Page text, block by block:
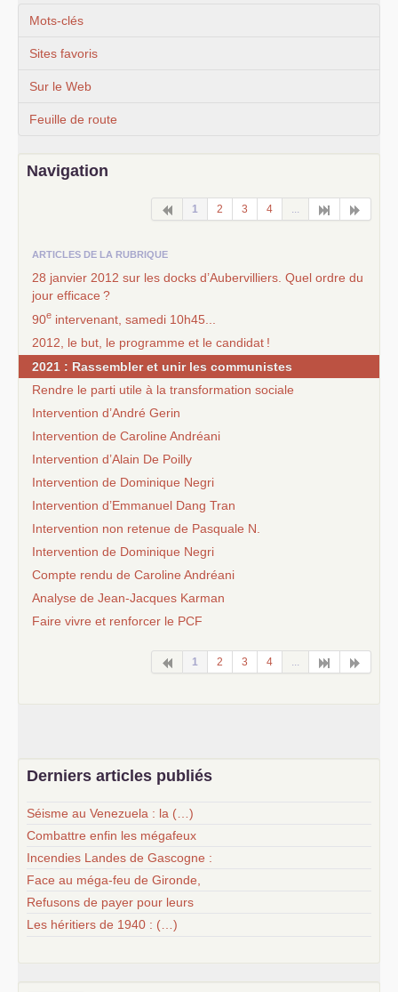
Mots-clés
Sites favoris
Sur le Web
Feuille de route
Navigation
1 2 3 4
ARTICLES DE LA RUBRIQUE
28 janvier 2012 sur les docks d’Aubervilliers. Quel ordre du
jour efficace ?
90e intervenant, samedi 10h45...
2012, le but, le programme et le candidat !
2021 : Rassembler et unir les communistes
Rendre le parti utile à la transformation sociale
Intervention d’André Gerin
Intervention de Caroline Andréani
Intervention d’Alain De Poilly
Intervention de Dominique Negri
Intervention d’Emmanuel Dang Tran
Intervention non retenue de Pasquale N.
Intervention de Dominique Negri
Compte rendu de Caroline Andréani
Analyse de Jean-Jacques Karman
Faire vivre et renforcer le PCF
1 2 3 4
Derniers articles publiés
Séisme au Venezuela : la (…)
Combattre enfin les mégafeux
Incendies Landes de Gascogne :
Face au méga-feu de Gironde,
Refusons de payer pour leurs
Les héritiers de 1940 : (…)